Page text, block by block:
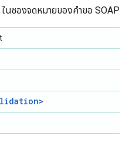
ในซองจดหมายของคำขอ SOAP